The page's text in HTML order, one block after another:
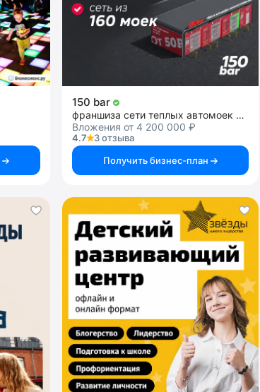
150 bar
франшиза сети теплых автомоек самообслуживания
Вложения от 4 200 000 ₽
4.7
3 отзыва
Получить бизнес-план